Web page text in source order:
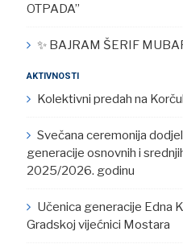
OTPADA”
✨ BAJRAM ŠERIF
AKTIVNOSTI
Kolektivni predah na
Svečana ceremonija
generacije osnovnih i
2025/2026. godinu
Učenica generacije Edna
Gradskoj vijećnici Mostara